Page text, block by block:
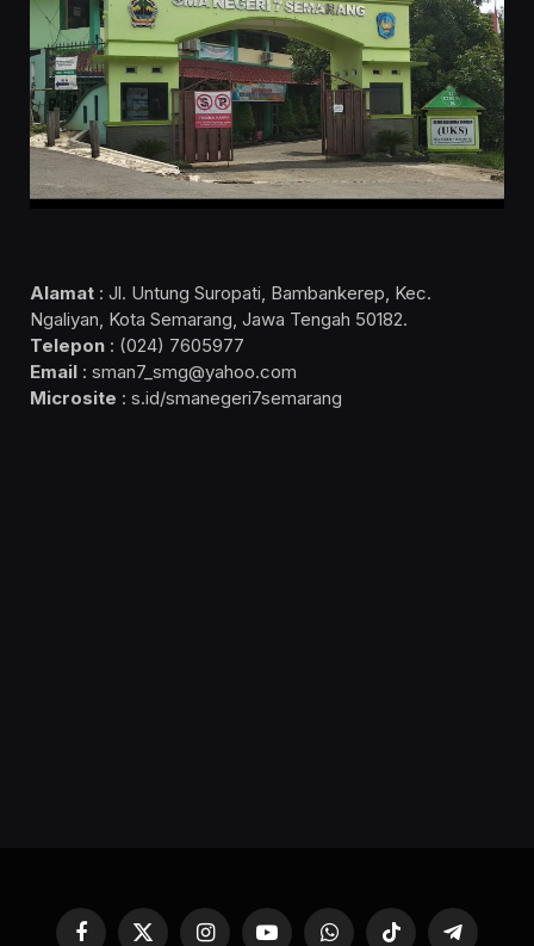
Alamat : Jl. Untung Suropati, Bambankerep, Kec.
Ngaliyan, Kota Semarang, Jawa Tengah 50182.
Telepon : (024) 7605977
Email : sman7_smg@yahoo.com
Microsite : s.id/smanegeri7semarang
Facebook
X InstagramYouTubeWhatsAppTikTok Telegram